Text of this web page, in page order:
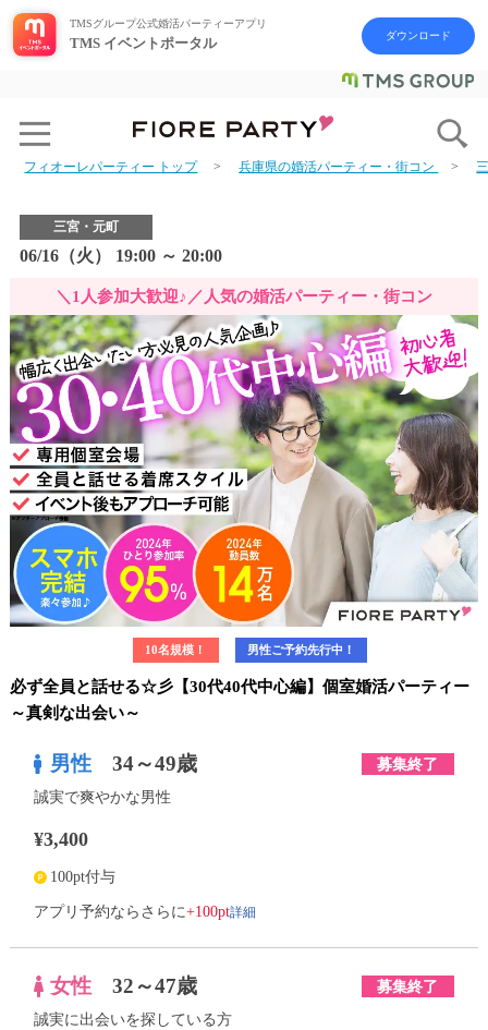
TMSグループ公式婚活パーティーアプリ
TMS イベントポータル ダウンロード
フィオーレパーティー トップ 兵庫県の婚活パーティー・街コン
三宮・元町
06/16（火） 19:00 ～ 20:00
＼1人参加大歓迎♪／人気の婚活パーティー・街コン
10名規模！ 男性ご予約先行中！
必ず全員と話せる☆彡【30代40代中心編】個室婚活パーティー
～真剣な出会い～
男性 34～49歳 募集終了
誠実で爽やかな男性
¥3,400
100pt付与
アプリ予約ならさらに+100pt詳細
女性 32～47歳 募集終了
誠実に出会いを探している方